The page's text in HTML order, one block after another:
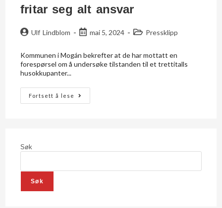
fritar seg alt ansvar
Ulf Lindblom mai 5, 2024 Pressklipp
Kommunen i Mogán bekrefter at de har mottatt en
forespørsel om å undersøke tilstanden til et trettitalls
husokkupanter...
Fortsett å lese
Søk
Søk